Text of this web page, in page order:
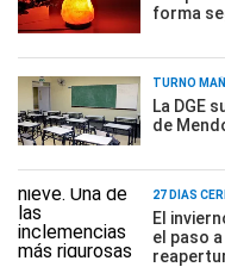
forma
TURNO
La DGE
de
27 DÍAS
El
el paso